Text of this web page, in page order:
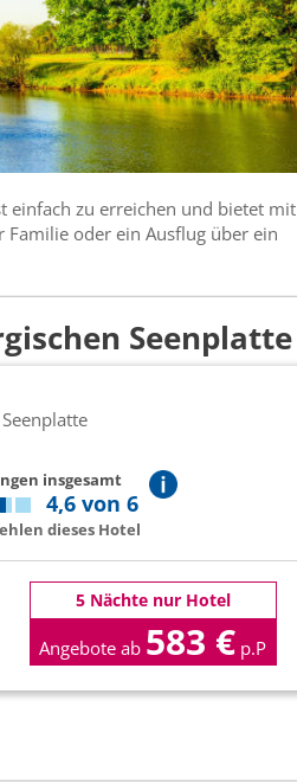
einfach zu erreichen und bietet mit
Familie oder ein Ausflug über ein
Seenplatte
insgesamt
4,6 von 6
dieses Hotel
5 Nächte nur Hotel
Angebote ab 583 € p.P